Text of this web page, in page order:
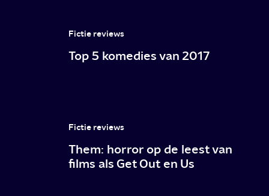
Fictie reviews
Top 5 komedies van 2017
Fictie reviews
Them: horror op de leest van
films als Get Out en Us